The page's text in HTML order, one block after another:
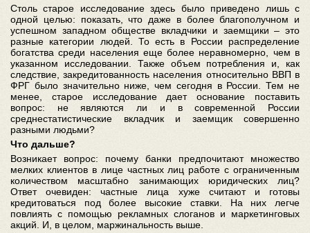
Столь старое исследование здесь было приведено лишь с
одной целью: показать, что даже в более благополучном и
успешном западном обществе вкладчики и заемщики – это
разные категории людей. То есть в России распределение
богатства среди населения еще более неравномерно, чем в
указанном исследовании. Также объем потребления и, как
следствие, закредитованность населения относительно ВВП в
ФРГ было значительно ниже, чем сегодня в России. Тем не
менее, старое исследование дает основание поставить
вопрос: не являются ли и в современной России
среднестатистические вкладчик и заемщик совершенно
разными людьми?
Что дальше?
Возникает вопрос: почему банки предпочитают множество
мелких клиентов в лице частных лиц работе с ограниченным
количеством масштабно занимающих юридических лиц?
Ответ очевиден: частные лица хуже считают и готовы
кредитоваться под более высокие ставки. На них легче
повлиять с помощью рекламных слоганов и маркетинговых
акций. И, в целом, маржинальность выше.